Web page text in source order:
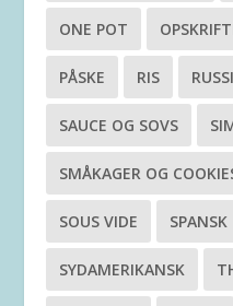
ONE POT
PÅSKE RIS
SAUCE OG SOVS
SMÅKAGER OG
SOUS VIDE SPANSK
SYDAMERIKANSK